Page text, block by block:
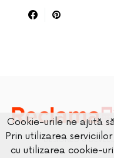
DESIGNED &
Cookie-urile ne ajută
Prin utilizarea
cu utilizarea cookie-